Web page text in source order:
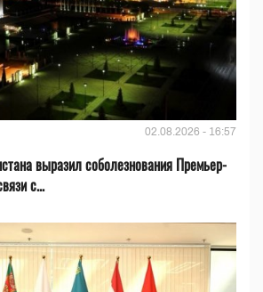
02.08.2026 - 16:57
выразил соболезнования Премьер-
с...